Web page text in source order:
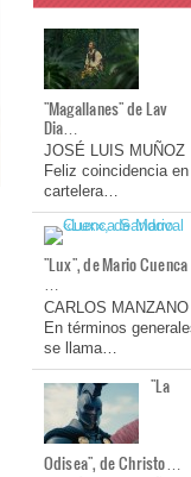
"Magallanes" de Lav
Dia…
JOSÉ LUIS MUÑOZ
Feliz coincidencia en
cartelera…
"Lux", de Mario Cuenca
…
CARLOS MANZANO
En términos
se llama…
"La
Odisea", de Christo…